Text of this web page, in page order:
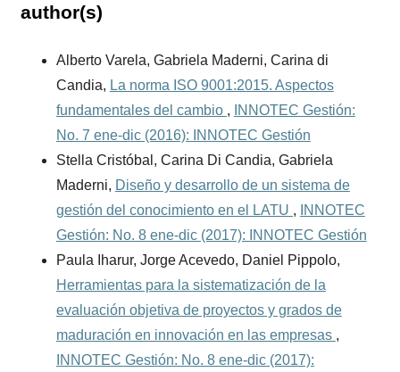
author(s)
Alberto Varela, Gabriela Maderni, Carina di
Candia, La norma ISO 9001:2015. Aspectos
fundamentales del cambio ,
INNOTEC Gestión:
No. 7 ene-dic (2016): INNOTEC Gestión
Stella Cristóbal, Carina Di Candia, Gabriela
Maderni, Diseño y desarrollo de un sistema de
gestión del conocimiento en el LATU ,
INNOTEC
Gestión: No. 8 ene-dic (2017): INNOTEC Gestión
Paula Iharur, Jorge Acevedo, Daniel Pippolo,
Herramientas para la sistematización de la
evaluación objetiva de proyectos y grados de
maduración en innovación en las empresas ,
INNOTEC Gestión: No. 8 ene-dic (2017):